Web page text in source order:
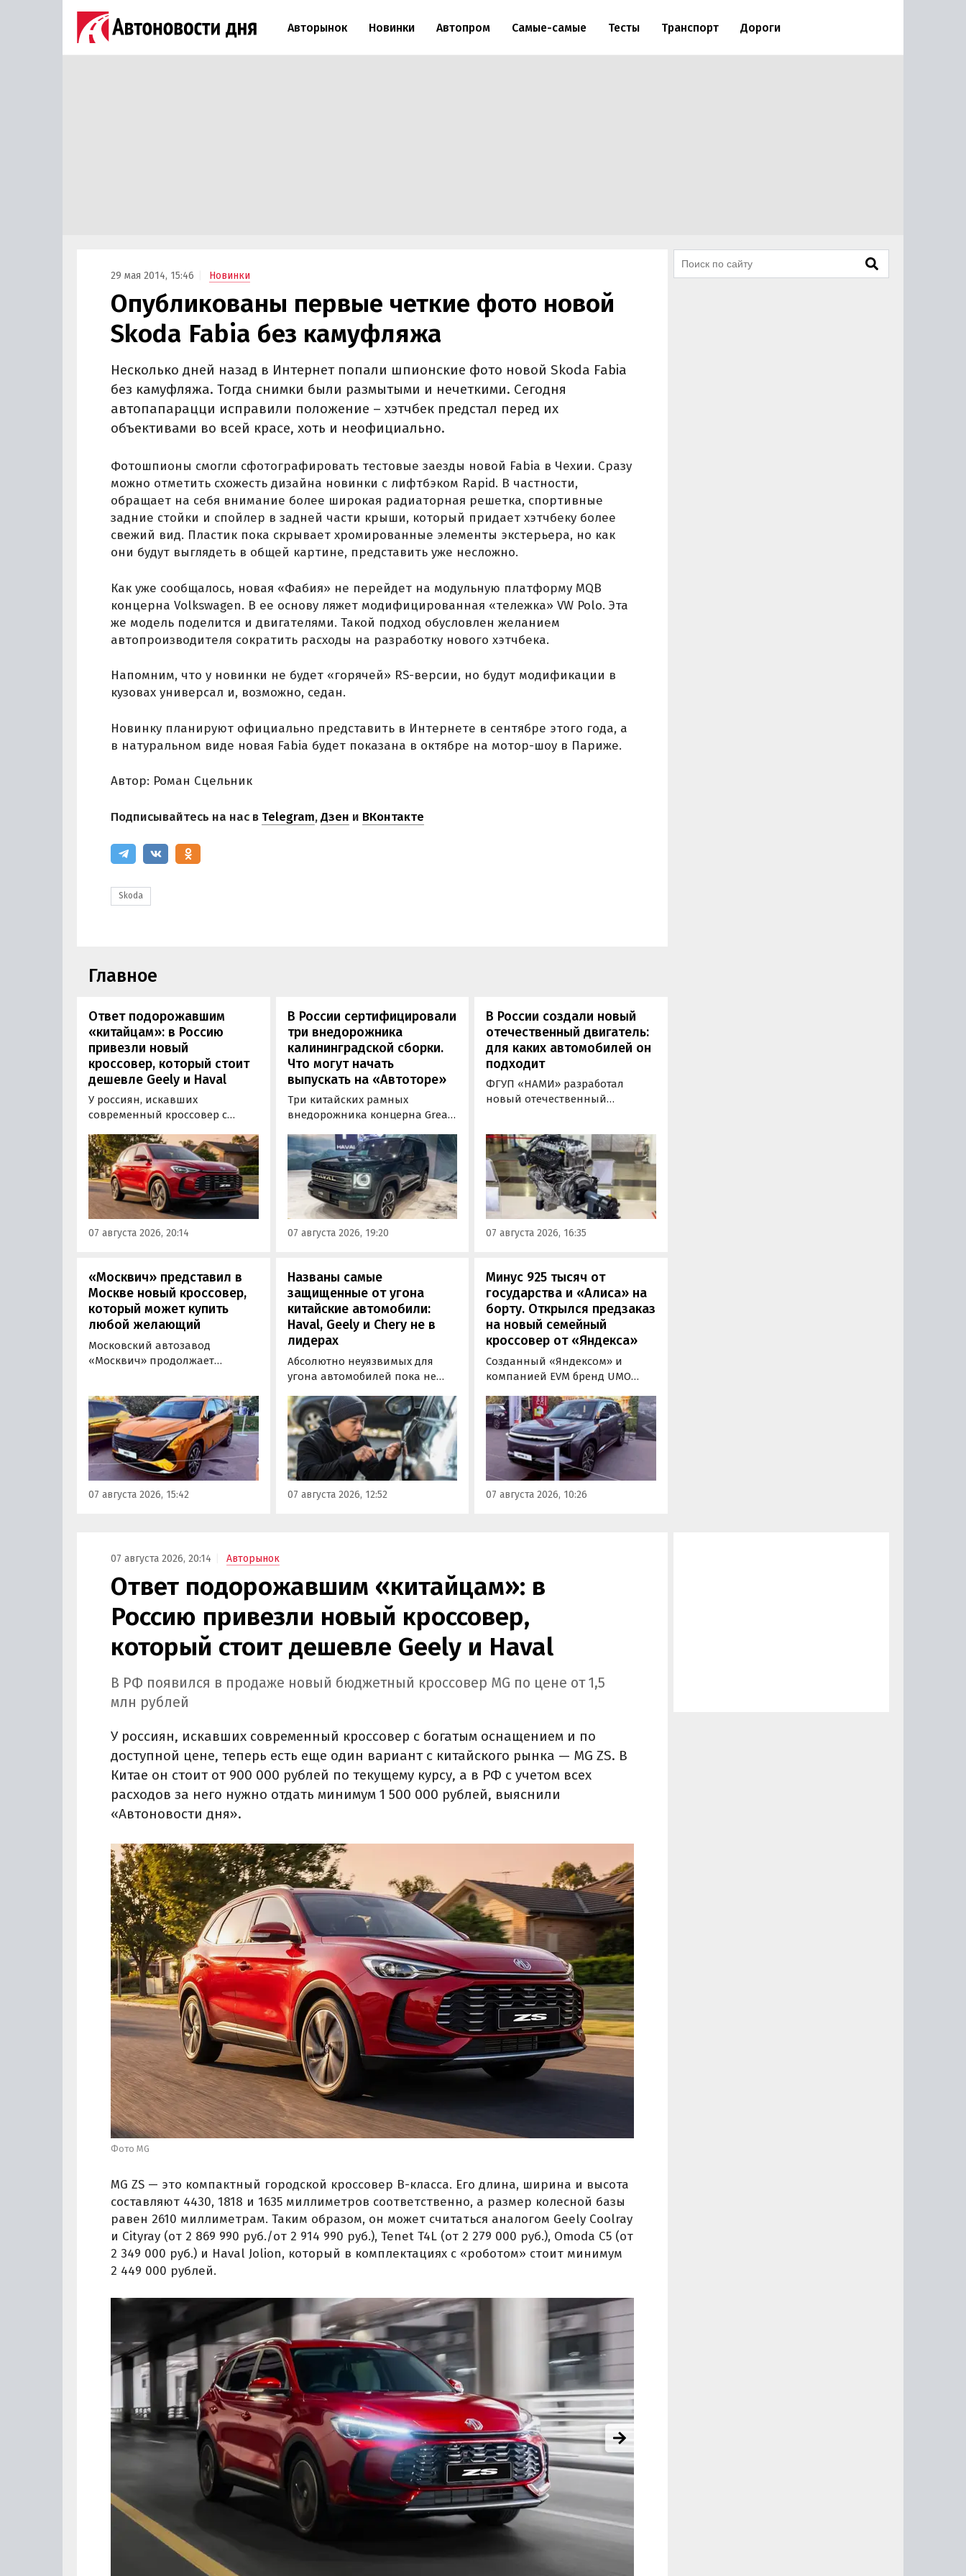
Авторынок Новинки Автопром Самые-самые Тесты Транспорт Дороги
29 мая 2014, 15:46 Новинки
Опубликованы первые четкие фото новой
Skoda Fabia без камуфляжа
Несколько дней назад в Интернет попали шпионские фото новой Skoda Fabia
без камуфляжа. Тогда снимки были размытыми и нечеткими. Сегодня
автопапарацци исправили положение – хэтчбек предстал перед их
объективами во всей красе, хоть и неофициально.
Фотошпионы смогли сфотографировать тестовые заезды новой Fabia в Чехии. Сразу
можно отметить схожесть дизайна новинки с лифтбэком Rapid. В частности,
обращает на себя внимание более широкая радиаторная решетка, спортивные
задние стойки и спойлер в задней части крыши, который придает хэтчбеку более
свежий вид. Пластик пока скрывает хромированные элементы экстерьера, но как
они будут выглядеть в общей картине, представить уже несложно.
Как уже сообщалось, новая «Фабия» не перейдет на модульную платформу MQB
концерна Volkswagen. В ее основу ляжет модифицированная «тележка» VW Polo. Эта
же модель поделится и двигателями. Такой подход обусловлен желанием
автопроизводителя сократить расходы на разработку нового хэтчбека.
Напомним, что у новинки не будет «горячей» RS-версии, но будут модификации в
кузовах универсал и, возможно, седан.
Новинку планируют официально представить в Интернете в сентябре этого года, а
в натуральном виде новая Fabia будет показана в октябре на мотор-шоу в Париже.
Автор: Роман Сцельник
Подписывайтесь на нас в Telegram,Дзен и ВКонтакте
Skoda
Главное
Ответ подорожавшим
«китайцам»: в Россию
привезли новый
кроссовер, который стоит
дешевле Geely и Haval
У россиян, искавших
современный кроссовер с
доступной цене, теперь есть
еще один вариант с китайского
рынка — MG ZS. В Китае он
стоит от 900 000 рублей по
текущему курсу, а в РФ с учетом
всех расходов за него нужно
отдать минимум 1 500 000
07 августа 2026, 20:14
В России сертифицировали
три внедорожника
калининградской сборки.
Что могут начать
выпускать на «Автоторе»
Три китайских рамных
внедорожника концерна Great
калининградском заводе
«Автотор». Речь о Haval H9,
Tank 400 и Tank 500, которые
успешно прошли
сертификацию и получили
Одобрения типа
транспортного средства (ОТТС).
07 августа 2026, 19:20
В России создали новый
отечественный двигатель:
для каких автомобилей он
подходит
ФГУП «НАМИ» разработал
новый отечественный
получивший индекс 414320.
Корреспонденту
«Автоновостей дня» удалось
лично ознакомиться с
новинкой на выставке
«Иннопром» в Екатеринбурге.
07 августа 2026, 16:35
«Москвич» представил в
Москве новый кроссовер,
который может купить
любой желающий
Московский автозавод
«Москвич» продолжает
которые сейчас растет. На днях
на автомобильном фестивале
«ПроДвижение» на ВДНХ в
Москве в числе прочих
моделей «Москвича» был
представлен семиместный
кроссовер М90.
07 августа 2026, 15:42
Названы самые
защищенные от угона
китайские автомобили:
Haval, Geely и Chery не в
лидерах
Абсолютно неуязвимых для
угона автомобилей пока не
могут доставить
злоумышленникам больше
всего сложностей. Из китайских
машин таковыми сегодня
являются модели Li и BYD,
сообщил в эфире радио РБК
учредитель федерального
07 августа 2026, 12:52
Минус 925 тысяч от
государства и «Алиса» на
борту. Открылся предзаказ
на новый семейный
кроссовер от «Яндекса»
Созданный «Яндексом» и
компанией EVM бренд UMO
на свою вторую модель
- полноразмерный гибридный
кроссовер UMO 8 с полным
приводом. Его уже можно
заказать в двух версиях: Max за
5 915 000 рублей и Ultra за 6 415
000 рублей без учета
07 августа 2026, 10:26
07 августа 2026, 20:14 Авторынок
Ответ подорожавшим «китайцам»: в
Россию привезли новый кроссовер,
который стоит дешевле Geely и Haval
В РФ появился в продаже новый бюджетный кроссовер MG по цене от 1,5
млн рублей
У россиян, искавших современный кроссовер с богатым оснащением и по
доступной цене, теперь есть еще один вариант с китайского рынка — MG ZS. В
Китае он стоит от 900 000 рублей по текущему курсу, а в РФ с учетом всех
расходов за него нужно отдать минимум 1 500 000 рублей, выяснили
«Автоновости дня».
Фото MG
MG ZS — это компактный городской кроссовер B-класса. Его длина, ширина и высота
составляют 4430, 1818 и 1635 миллиметров соответственно, а размер колесной базы
равен 2610 миллиметрам. Таким образом, он может считаться аналогом Geely Coolray
и Cityray (от 2 869 990 руб./от 2 914 990 руб.), Tenet T4L (от 2 279 000 руб.), Omoda C5 (от
2 349 000 руб.) и Haval Jolion, который в комплектациях с «роботом» стоит минимум
2 449 000 рублей.